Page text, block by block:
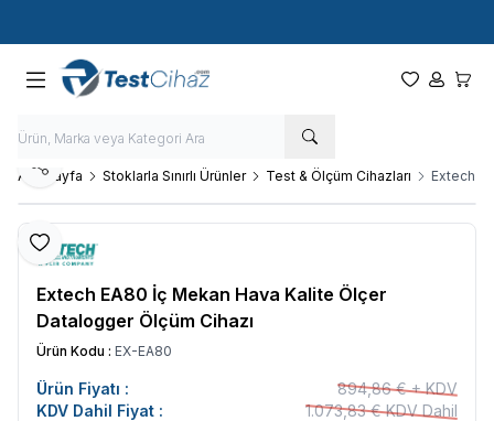
Ana Sayfa Stoklarla Sınırlı Ürünler Test & Ölçüm Cihazları Extech
Favoriye Ekle
Paylaş
Extech EA80 İç Mekan Hava Kalite Ölçer
Datalogger Ölçüm Cihazı
Ürün Kodu : EX-EA80
Ürün Fiyatı :
894,86 € + KDV
KDV Dahil Fiyat :
1.073,83 € KDV Dahil